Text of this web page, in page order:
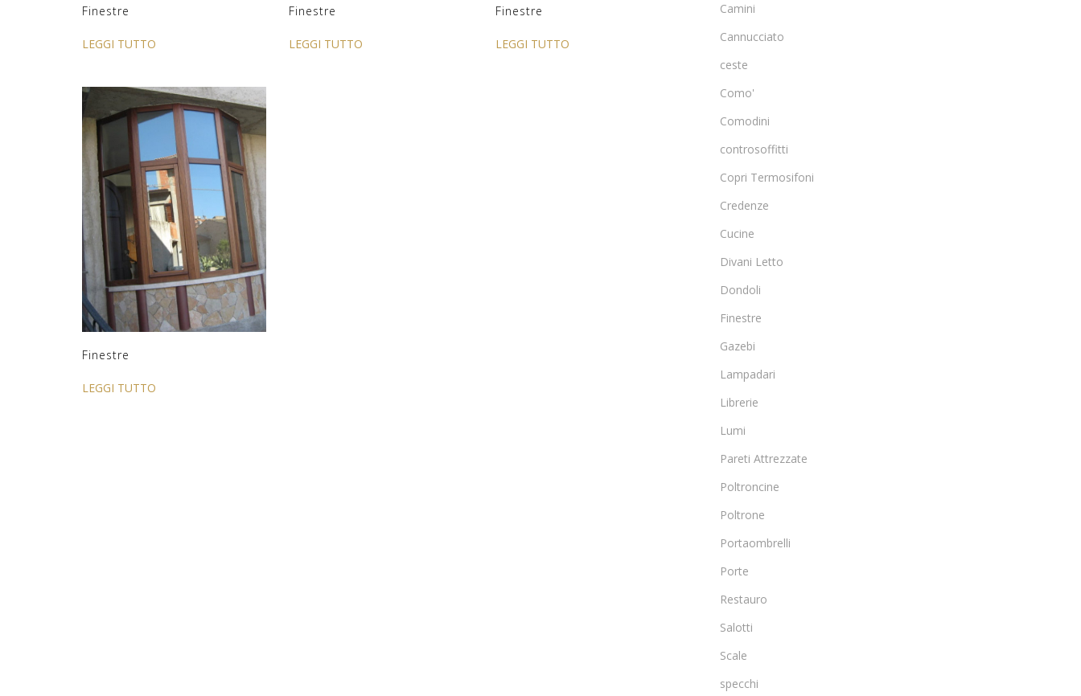
Finestre
LEGGI TUTTO
Finestre
LEGGI TUTTO
Finestre
LEGGI TUTTO
Finestre
LEGGI TUTTO
Camini
Cannucciato
ceste
Como'
Comodini
controsoffitti
Copri Termosifoni
Credenze
Cucine
Divani Letto
Dondoli
Finestre
Gazebi
Lampadari
Librerie
Lumi
Pareti Attrezzate
Poltroncine
Poltrone
Portaombrelli
Porte
Restauro
Salotti
Scale
specchi